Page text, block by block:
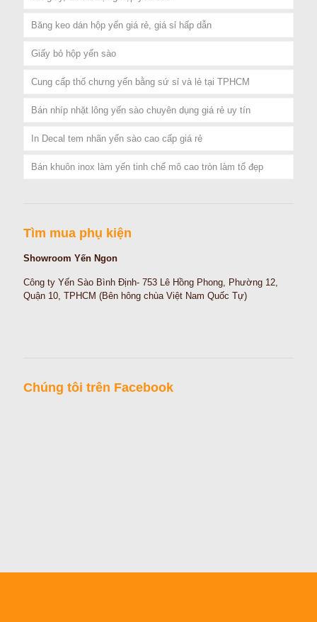
Băng keo dán hộp yến giá rẻ, giá sỉ hấp dẫn
Giấy bỏ hộp yến sào
Cung cấp thố chưng yến bằng sứ sỉ và lẻ tại TPHCM
Bán nhíp nhặt lông yến sào chuyên dụng giá rẻ uy tín
In Decal tem nhãn yến sào cao cấp giá rẻ
Bán khuôn inox làm yến tinh chế mô cao tròn làm tổ đẹp
Tìm mua phụ kiện
Showroom Yến Ngon
Công ty Yến Sào Bình Định- 753 Lê Hồng Phong, Phường 12,
Quận 10, TPHCM (Bên hông chùa Việt Nam Quốc Tự)
Chúng tôi trên Facebook